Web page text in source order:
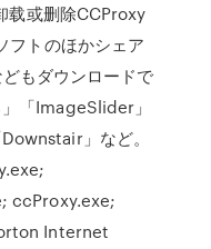
载或删除CCProxy
トのほかシェア
もダウンロードで
「ImageSlider」
」など。
ccProxy.exe;
Internet